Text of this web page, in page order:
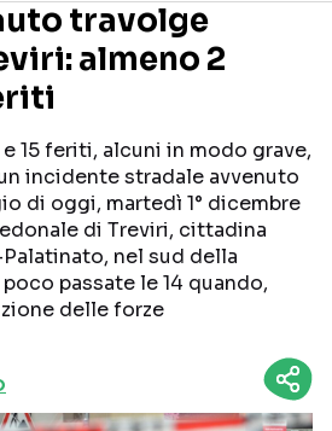
sui social
travolge
almeno 2
15 feriti, alcuni in modo grave,
incidente stradale avvenuto
di oggi, martedì 1° dicembre
di Treviri, cittadina
nel sud della
passate le 14 quando,
delle forze